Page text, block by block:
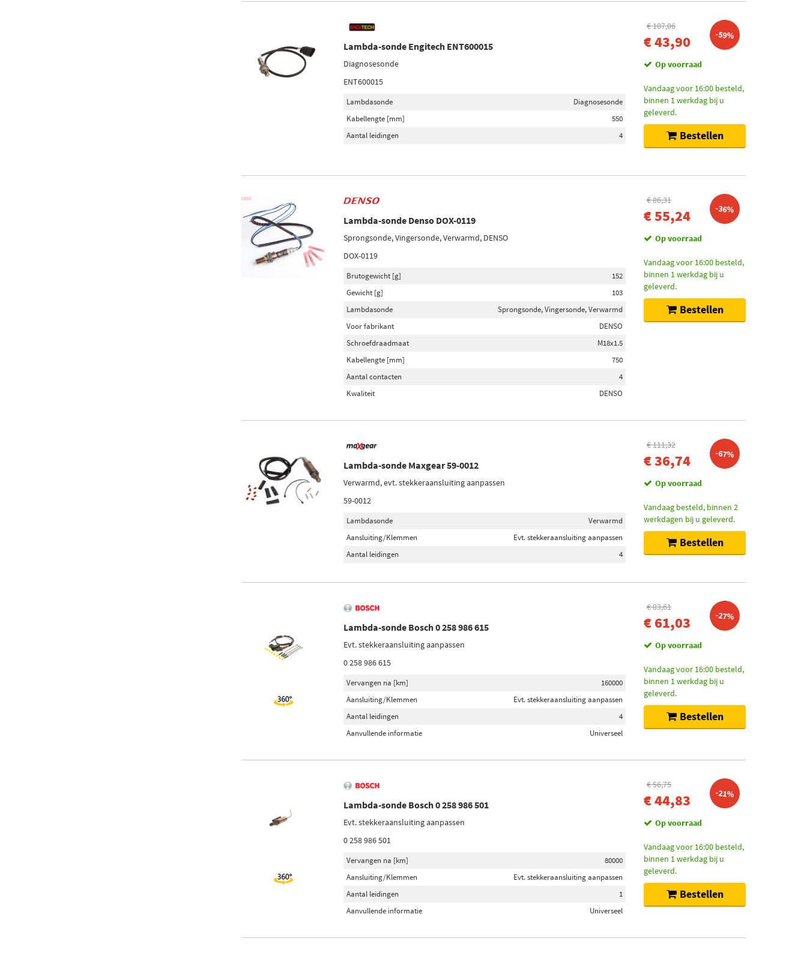
Lambda-sonde Engitech ENT600015
Diagnosesonde
ENT600015
Lambdasonde
Diagnosesonde
Kabellengte [mm]
550
Aantal leidingen
4
€ 107,06
€ 43,90 -59%
Op voorraad
Vandaag voor 16:00 besteld,
binnen 1 werkdag bij u
geleverd.
Bestellen
Lambda-sonde Denso DOX-0119
Sprongsonde, Vingersonde, Verwarmd, DENSO
DOX-0119
Brutogewicht [g]
152
Gewicht [g]
103
Lambdasonde
Sprongsonde, Vingersonde, Verwarmd
Voor fabrikant
DENSO
Schroefdraadmaat
M18x1.5
Kabellengte [mm]
750
Aantal contacten
4
Kwaliteit
DENSO
€ 86,31
€ 55,24 -36%
Op voorraad
Vandaag voor 16:00 besteld,
binnen 1 werkdag bij u
geleverd.
Bestellen
Lambda-sonde Maxgear 59-0012
Verwarmd, evt. stekkeraansluiting aanpassen
59-0012
Lambdasonde
Verwarmd
Aansluiting/Klemmen
Evt. stekkeraansluiting aanpassen
Aantal leidingen
4
€ 111,32
€ 36,74 -67%
Op voorraad
Vandaag besteld, binnen 2
werkdagen bij u geleverd.
Bestellen
Lambda-sonde Bosch 0 258 986 615
Evt. stekkeraansluiting aanpassen
0 258 986 615
Vervangen na [km]
160000
Aansluiting/Klemmen
Evt. stekkeraansluiting aanpassen
Aantal leidingen
4
Aanvullende informatie
Universeel
€ 83,61
€ 61,03 -27%
Op voorraad
Vandaag voor 16:00 besteld,
binnen 1 werkdag bij u
geleverd.
Bestellen
Lambda-sonde Bosch 0 258 986 501
Evt. stekkeraansluiting aanpassen
0 258 986 501
Vervangen na [km]
80000
Aansluiting/Klemmen
Evt. stekkeraansluiting aanpassen
Aantal leidingen
1
Aanvullende informatie
Universeel
€ 56,75
€ 44,83 -21%
Op voorraad
Vandaag voor 16:00 besteld,
binnen 1 werkdag bij u
geleverd.
Bestellen